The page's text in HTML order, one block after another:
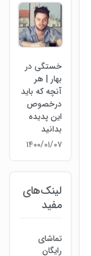
خستگی در
بهار | هر
آنچه که باید
درخصوص
این پدیده
بدانید
۱۴۰۰/۰۱/۰۷
لینک‌های
مفید
تماشای
رایگان